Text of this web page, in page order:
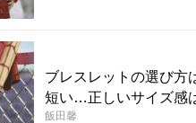
ブレスレットの選び方
短い…正しいサイズ感
飯田馨